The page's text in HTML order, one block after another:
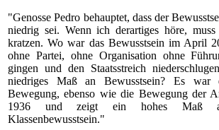
"Genosse Pedro behauptet, dass der
niedrig sei. Wenn ich derartiges höre,
kratzen. Wo war das Bewusstsein im April
ohne Partei, ohne Organisation ohne
gingen und den Staatsstreich
niedriges Maß an Bewusstsein? Es war
Bewegung, ebenso wie die Bewegung der
1936 und zeigt ein hohes Maß an
Klassenbewusstsein."